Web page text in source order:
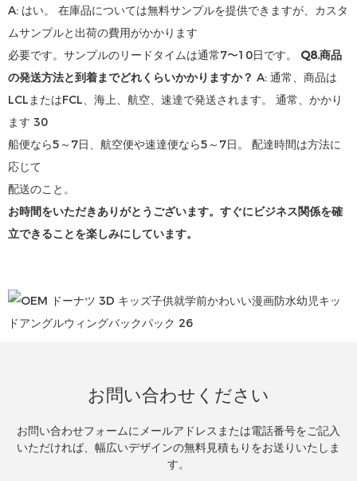
A: はい。 在庫品については無料サンプルを提供できますが、カスタ
ムサンプルと出荷の費用がかかります
必要です。サンプルのリードタイムは通常7〜10日です。 Q8.商品
の発送方法と到着までどれくらいかかりますか？ A: 通常、商品は
LCLまたはFCL、海上、航空、速達で発送されます。 通常、かかり
ます 30
船便なら5～7日、航空便や速達便なら5～7日。 配達時間は方法に
応じて
配送のこと。
お時間をいただきありがとうございます。すぐにビジネス関係を確
立できることを楽しみにしています。
お問い合わせください
お問い合わせフォームにメールアドレスまたは電話番号をご記入
いただければ、幅広いデザインの無料見積もりをお送りいたしま
す。